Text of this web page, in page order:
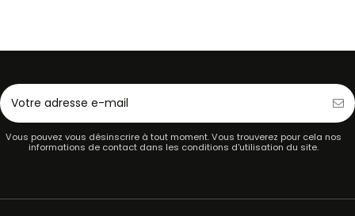
Vous pouvez vous désinscrire à tout moment. Vous trouverez pour cela nos
informations de contact dans les conditions d'utilisation du site.